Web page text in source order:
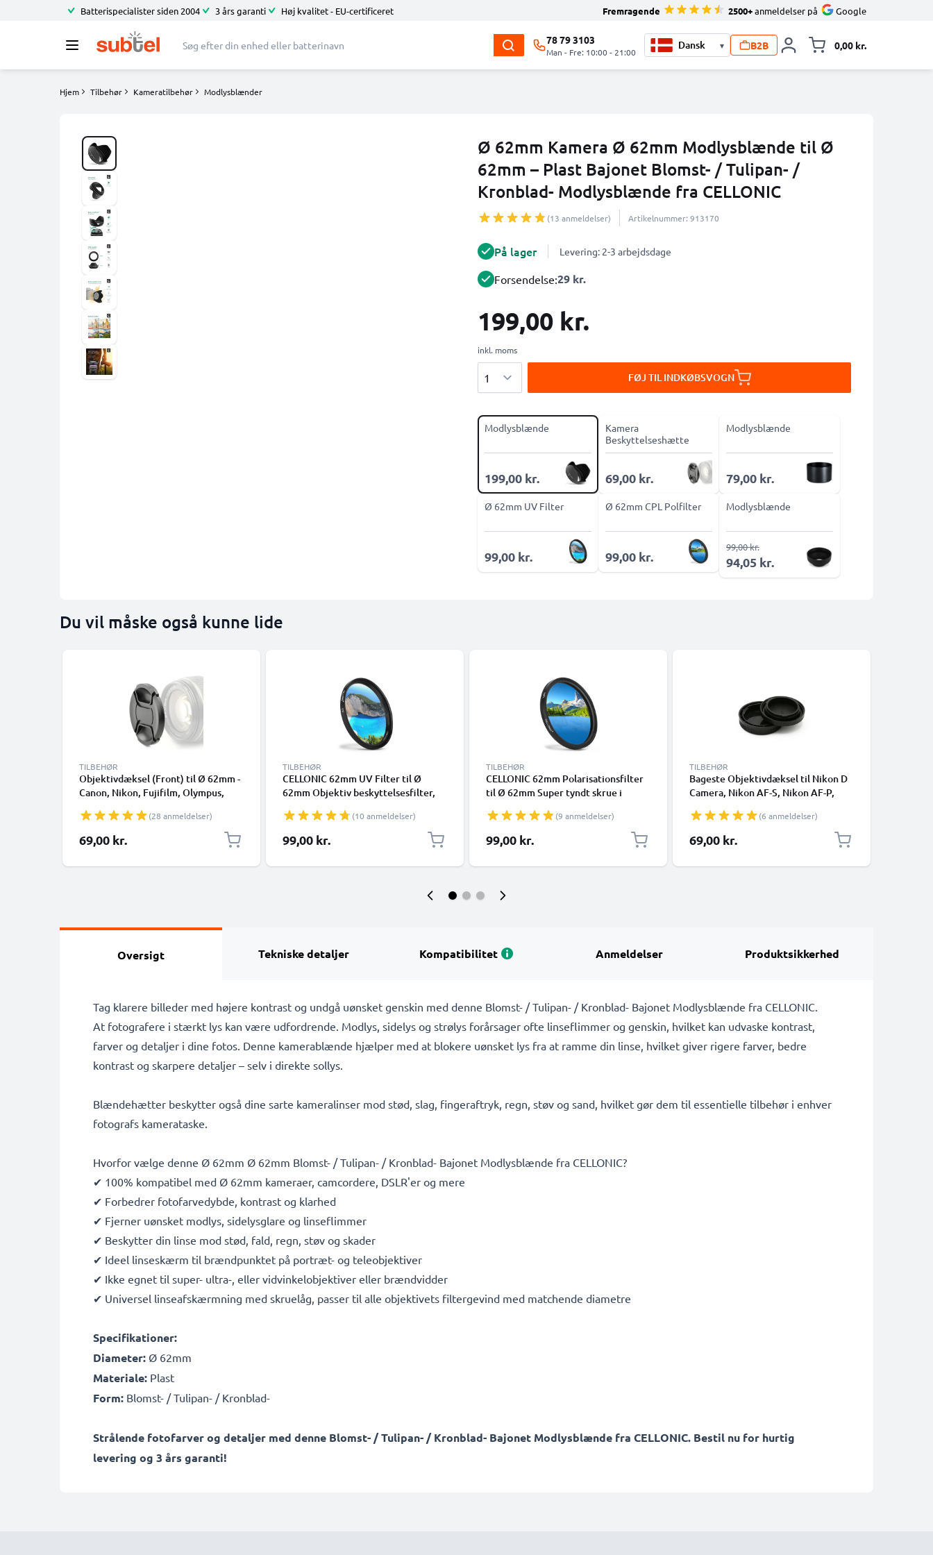
Batterispecialister siden 2004 3 års garanti Høj kvalitet - EU-certificeret Fremragende 2500+anmeldelser på Google
78 79 3103
Man - Fre: 10:00 - 21:00
▾ B2B 0,00 kr.
Hjem Tilbehør Kameratilbehør Modlysblænder
Ø 62mm Kamera Ø 62mm Modlysblænde til Ø
62mm – Plast Bajonet Blomst- / Tulipan- /
Kronblad- Modlysblænde fra CELLONIC
(13 anmeldelser) Artikelnummer: 913170
På lager Levering: 2-3 arbejdsdage
Forsendelse:29 kr.
199,00 kr.
inkl. moms
FØJ TIL INDKØBSVOGN
Modlysblænde
199,00 kr.
Kamera
Beskyttelseshætte
69,00 kr.
Modlysblænde
79,00 kr.
Ø 62mm UV Filter
99,00 kr.
Ø 62mm CPL Polfilter
99,00 kr.
Modlysblænde
94,05 kr.
99,00 kr.
Du vil måske også kunne lide
TILBEHØR
Objektivdæksel (Front) til Ø 62mm -
Canon, Nikon, Fujifilm, Olympus,
Central klemme Beskyttelsesdæksel
Cover Cap
(28 anmeldelser)
69,00 kr.
TILBEHØR
CELLONIC 62mm UV Filter til Ø
62mm Objektiv beskyttelsesfilter,
Filter
(10 anmeldelser)
99,00 kr.
TILBEHØR
CELLONIC 62mm Polarisationsfilter
til Ø 62mm Super tyndt skrue i
polariseret kameraobjektiv CPL-
filter
(9 anmeldelser)
99,00 kr.
TILBEHØR
Bageste Objektivdæksel til Nikon D
Camera, Nikon AF-S, Nikon AF-P,
Cap Nikon F Mount (AF-S, AF-P, AI)
(6 anmeldelser)
69,00 kr.
Oversigt Tekniske detaljer Kompatibilitet Anmeldelser Produktsikkerhed
Tag klarere billeder med højere kontrast og undgå uønsket genskin med denne Blomst- / Tulipan- / Kronblad- Bajonet Modlysblænde fra CELLONIC.
At fotografere i stærkt lys kan være udfordrende. Modlys, sidelys og strølys forårsager ofte linseflimmer og genskin, hvilket kan udvaske kontrast,
farver og detaljer i dine fotos. Denne kamerablænde hjælper med at blokere uønsket lys fra at ramme din linse, hvilket giver rigere farver, bedre
kontrast og skarpere detaljer – selv i direkte sollys.
Blændehætter beskytter også dine sarte kameralinser mod stød, slag, fingeraftryk, regn, støv og sand, hvilket gør dem til essentielle tilbehør i enhver
fotografs kamerataske.
Hvorfor vælge denne Ø 62mm Ø 62mm Blomst- / Tulipan- / Kronblad- Bajonet Modlysblænde fra CELLONIC?
✔ 100% kompatibel med Ø 62mm kameraer, camcordere, DSLR'er og mere
✔ Forbedrer fotofarvedybde, kontrast og klarhed
✔ Fjerner uønsket modlys, sidelysglare og linseflimmer
✔ Beskytter din linse mod stød, fald, regn, støv og skader
✔ Ideel linseskærm til brændpunktet på portræt- og teleobjektiver
✔ Ikke egnet til super- ultra-, eller vidvinkelobjektiver eller brændvidder
✔ Universel linseafskærmning med skruelåg, passer til alle objektivets filtergevind med matchende diametre
Specifikationer:
Diameter: Ø 62mm
Materiale: Plast
Form: Blomst- / Tulipan- / Kronblad-
Strålende fotofarver og detaljer med denne Blomst- / Tulipan- / Kronblad- Bajonet Modlysblænde fra CELLONIC. Bestil nu for hurtig
levering og 3 års garanti!